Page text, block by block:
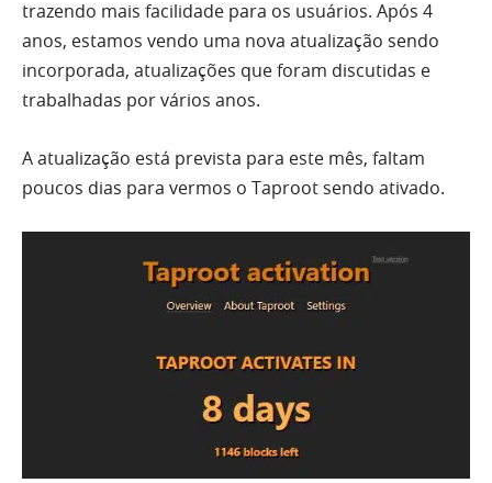
trazendo mais facilidade para os usuários. Após 4
anos, estamos vendo uma nova atualização sendo
incorporada, atualizações que foram discutidas e
trabalhadas por vários anos.
A atualização está prevista para este mês, faltam
poucos dias para vermos o Taproot sendo ativado.